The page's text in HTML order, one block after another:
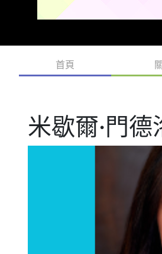
首頁
米歇爾·門